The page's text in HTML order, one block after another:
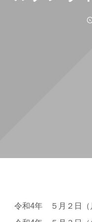
月２日（月）受